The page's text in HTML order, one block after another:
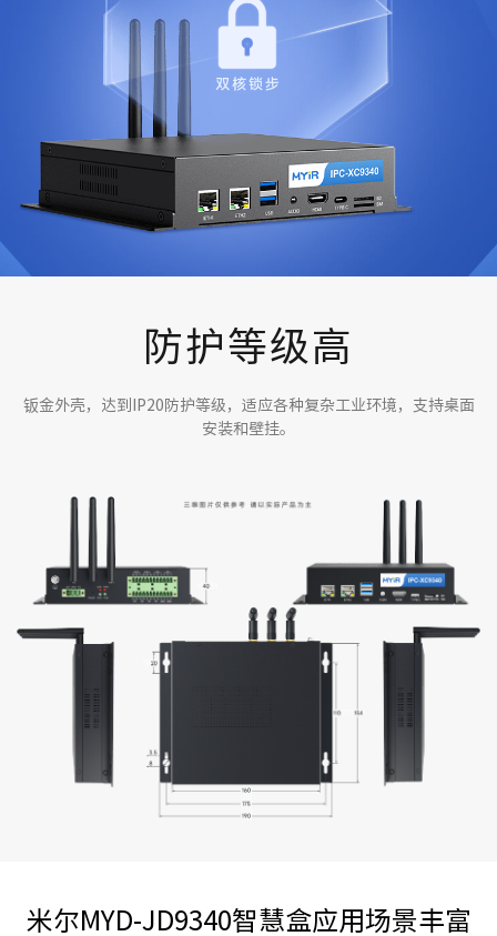
防护等级高
钣金外壳，达到IP20防护等级，适应各种复杂工业环境，支持桌面
安装和壁挂。
米尔MYD-JD9340智慧盒应用场景丰富